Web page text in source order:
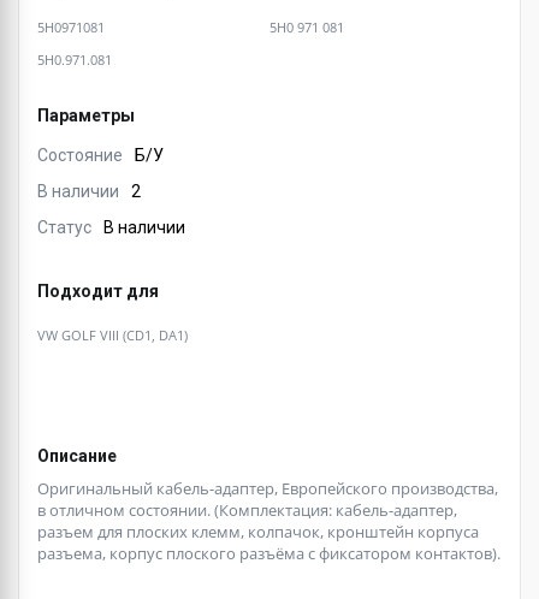
5H0971081
5H0 971 081
5H0.971.081
Параметры
Состояние
Б/У
В наличии
2
Статус
В наличии
Подходит для
VW GOLF VIII (CD1, DA1)
Описание
Оригинальный кабель-адаптер, Европейского производства,
в отличном состоянии. (Комплектация: кабель-адаптер,
разъем для плоских клемм, колпачок, кронштейн корпуса
разъема, корпус плоского разъёма с фиксатором контактов).